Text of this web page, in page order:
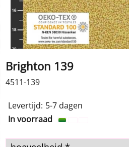
Brighton 139
4511-139
Levertijd: 5-7 dagen
In voorraad